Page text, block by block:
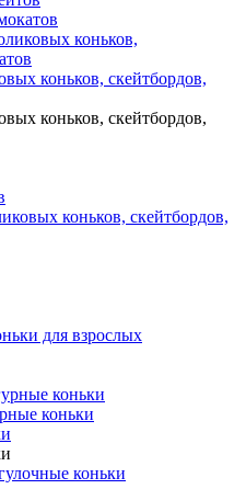
коньков,
коньков, скейтбордов,
коньков, скейтбордов,
коньков, скейтбордов,
для взрослых
коньки
коньки
коньки